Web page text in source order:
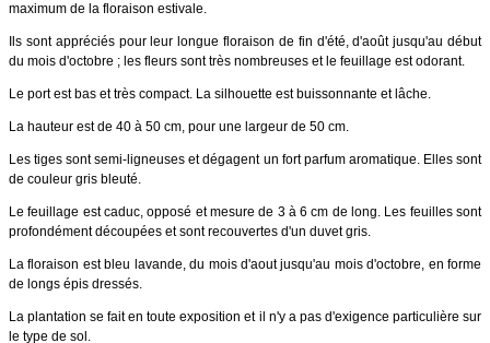
maximum de la floraison estivale.
Ils sont appréciés pour leur longue floraison de fin d'été, d'août jusqu'au début
du mois d'octobre ; les fleurs sont très nombreuses et le feuillage est odorant.
Le port est bas et très compact. La silhouette est buissonnante et lâche.
La hauteur est de 40 à 50 cm, pour une largeur de 50 cm.
Les tiges sont semi-ligneuses et dégagent un fort parfum aromatique. Elles sont
de couleur gris bleuté.
Le feuillage est caduc, opposé et mesure de 3 à 6 cm de long. Les feuilles sont
profondément découpées et sont recouvertes d'un duvet gris.
La floraison est bleu lavande, du mois d'aout jusqu'au mois d'octobre, en forme
de longs épis dressés.
La plantation se fait en toute exposition et il n'y a pas d'exigence particulière sur
le type de sol.